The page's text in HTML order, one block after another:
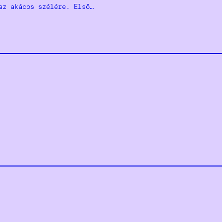
akácos szélére. Első…